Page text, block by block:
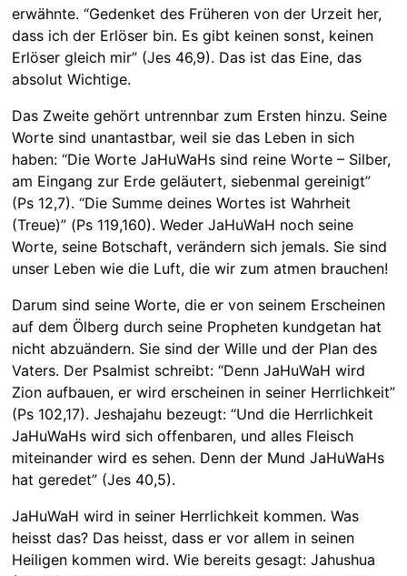
erwähnte. “Gedenket des Früheren von der Urzeit her,
dass ich der Erlöser bin. Es gibt keinen sonst, keinen
Erlöser gleich mir” (Jes 46,9). Das ist das Eine, das
absolut Wichtige.
Das Zweite gehört untrennbar zum Ersten hinzu. Seine
Worte sind unantastbar, weil sie das Leben in sich
haben: “Die Worte JaHuWaHs sind reine Worte – Silber,
am Eingang zur Erde geläutert, siebenmal gereinigt”
(Ps 12,7). “Die Summe deines Wortes ist Wahrheit
(Treue)” (Ps 119,160). Weder JaHuWaH noch seine
Worte, seine Botschaft, verändern sich jemals. Sie sind
unser Leben wie die Luft, die wir zum atmen brauchen!
Darum sind seine Worte, die er von seinem Erscheinen
auf dem Ölberg durch seine Propheten kundgetan hat
nicht abzuändern. Sie sind der Wille und der Plan des
Vaters. Der Psalmist schreibt: “Denn JaHuWaH wird
Zion aufbauen, er wird erscheinen in seiner Herrlichkeit”
(Ps 102,17). Jeshajahu bezeugt: “Und die Herrlichkeit
JaHuWaHs wird sich offenbaren, und alles Fleisch
miteinander wird es sehen. Denn der Mund JaHuWaHs
hat geredet” (Jes 40,5).
JaHuWaH wird in seiner Herrlichkeit kommen. Was
heisst das? Das heisst, dass er vor allem in seinen
Heiligen kommen wird. Wie bereits gesagt: Jahushua